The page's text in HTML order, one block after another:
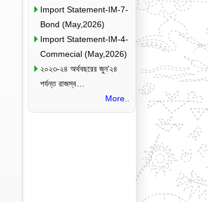
Import Statement-IM-7-
Bond (May,2026)
Import Statement-IM-4-
Commecial (May,2026)
২০২৩-২৪ অর্থবছরের জুন’২৪
পর্যন্ত রাজস্ব…
More..